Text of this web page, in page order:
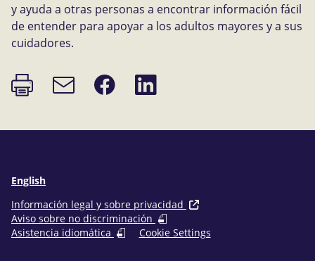
y ayuda a otras personas a encontrar información fácil
de entender para apoyar a los adultos mayores y a sus
cuidadores.
Imprimir
página
Enlace
de
Compartir
en
Compartir
en
English
Información legal y sobre privacidad
Aviso sobre no discriminación
Asistencia idiomática
Cookie Settings